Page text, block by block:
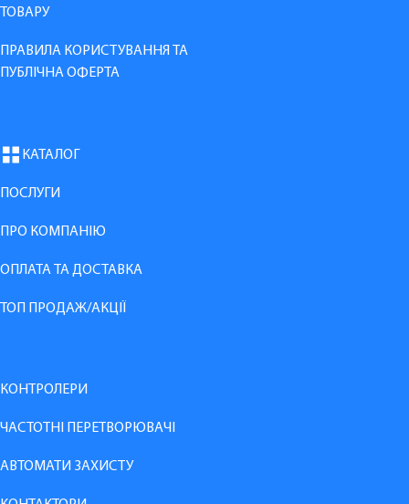
ТОВАРУ
ПРАВИЛА КОРИСТУВАННЯ ТА
ПУБЛІЧНА ОФЕРТА
КАТАЛОГ
ПОСЛУГИ
ПРО КОМПАНІЮ
ОПЛАТА ТА ДОСТАВКА
ТОП ПРОДАЖ/АКЦІЇ
КОНТРОЛЕРИ
ЧАСТОТНІ ПЕРЕТВОРЮВАЧІ
АВТОМАТИ ЗАХИСТУ